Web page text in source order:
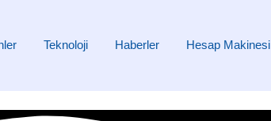
Teknoloji Haberler Hesap Makinesi